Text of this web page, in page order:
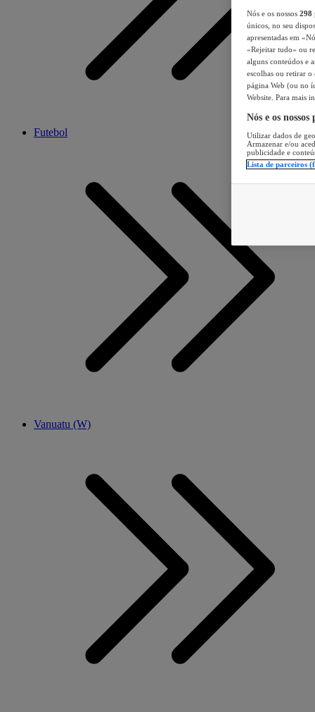
Futebol
Vanuatu (W)
Nós e os nossos 298
únicos, no seu
apresentadas em
«Rejeitar tudo» ou
alguns conteúdos e
escolhas ou retirar
página Web (ou no
Website. Para mais
Nós e os
Utilizar dados de
Armazenar e/ou
publicidade e
Lista de parceiros